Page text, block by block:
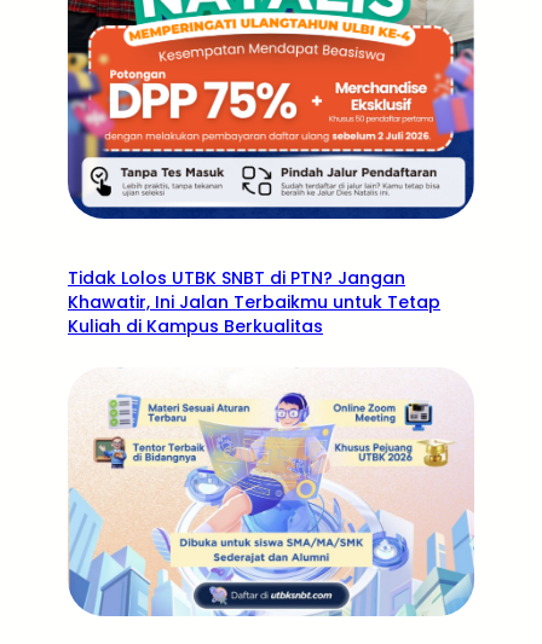
Tidak Lolos UTBK SNBT di PTN? Jangan
Khawatir, Ini Jalan Terbaikmu untuk Tetap
Kuliah di Kampus Berkualitas